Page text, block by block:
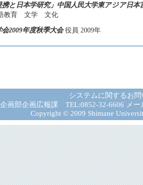
携と日本学研究」中国人民大学東アジア日
教育 文学 文化
会2009年度秋季大会役員 2009年
システムに関するお
画部企画広報課 TEL:0852-32-6606 メー
Copyright © 2009 Shimane